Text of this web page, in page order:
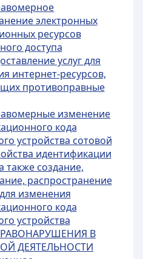
электронных
ресурсов
доступа
услуг для
интернет-ресурсов,
противоправные
изменение
кода
устройства сотовой
идентификации
также создание,
распространение
изменения
кода
устройства
В
ДЕЯТЕЛЬНОСТИ